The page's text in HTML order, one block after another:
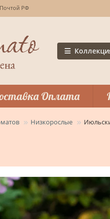
РФ
Оплата
Низкорослые